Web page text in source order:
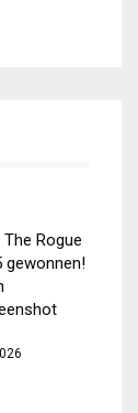
Rogue
gewonnen!